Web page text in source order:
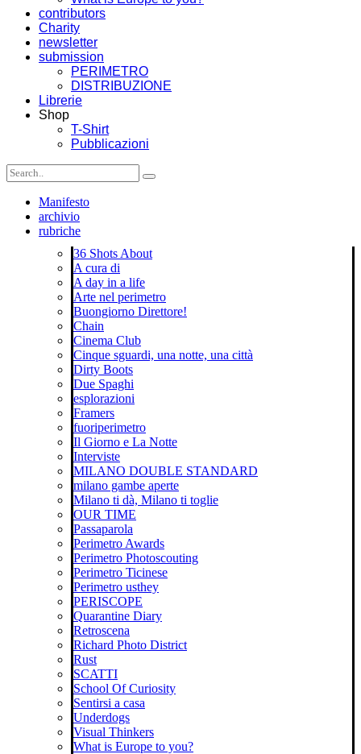
contributors
Charity
newsletter
submission
PERIMETRO
DISTRIBUZIONE
Librerie
Shop
T-Shirt
Pubblicazioni
Manifesto
archivio
rubriche
36 Shots About
A cura di
A day in a life
Arte nel perimetro
Buongiorno Direttore!
Chain
Cinema Club
Cinque sguardi, una notte, una città
Dirty Boots
Due Spaghi
esplorazioni
Framers
fuoriperimetro
Il Giorno e La Notte
Interviste
MILANO DOUBLE STANDARD
milano gambe aperte
Milano ti dà, Milano ti toglie
OUR TIME
Passaparola
Perimetro Awards
Perimetro Photoscouting
Perimetro Ticinese
Perimetro usthey
PERISCOPE
Quarantine Diary
Retroscena
Richard Photo District
Rust
SCATTI
School Of Curiosity
Sentirsi a casa
Underdogs
Visual Thinkers
What is Europe to you?